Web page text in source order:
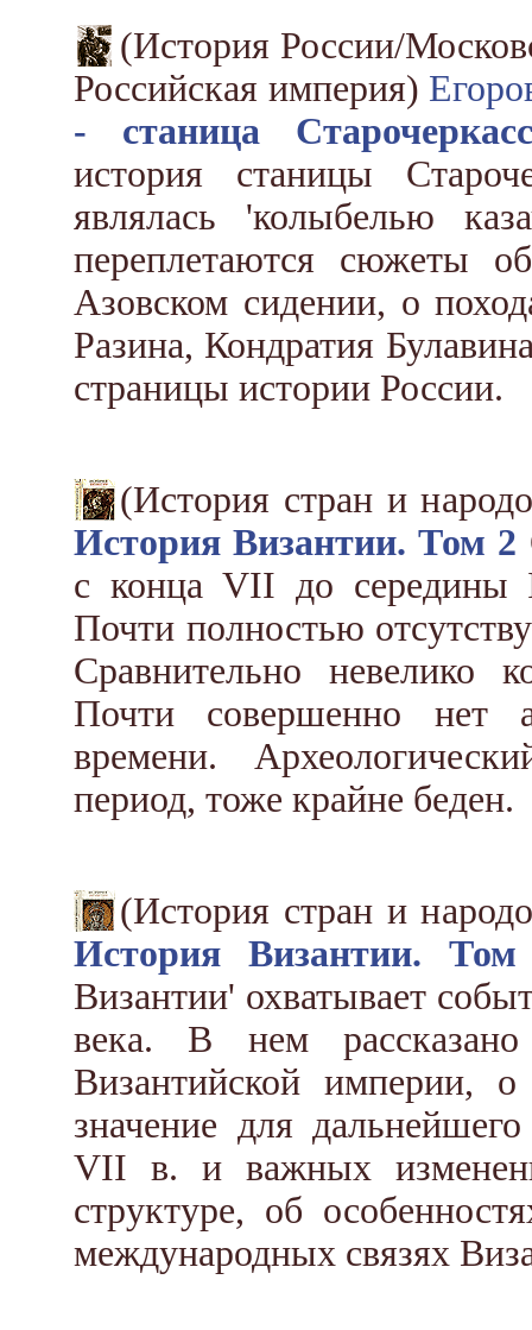
(История России/
Российская империя)
- станица
история станицы
являлась 'колыбелью
переплетаются сюжеты
Азовском сидении, о
Разина, Кондратия
страницы истории России.
(История стран и
История Византии. Том 2
с конца VII до середины
Почти полностью
Сравнительно невелико
Почти совершенно нет
времени.
период, тоже крайне беден.
(История стран и
История Византии.
Византии' охватывает
века. В нем
Византийской империи,
значение для
VII в. и важных
структуре, об
международных связях